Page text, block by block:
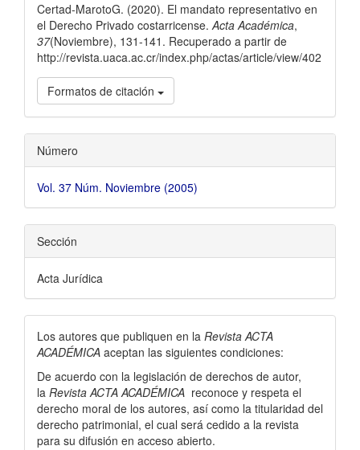
Certad-MarotoG. (2020). El mandato representativo en
el Derecho Privado costarricense.Acta Académica,
37(Noviembre), 131-141. Recuperado a partir de
http://revista.uaca.ac.cr/index.php/actas/article/view/402
Formatos de citación
Número
Vol. 37 Núm. Noviembre (2005)
Sección
Acta Jurídica
Los autores que publiquen en la Revista ACTA
ACADÉMICA aceptan las siguientes condiciones:
De acuerdo con la legislación de derechos de autor,
la Revista ACTA ACADÉMICA reconoce y respeta el
derecho moral de los autores, así­ como la titularidad del
derecho patrimonial, el cual será cedido a la revista
para su difusión en acceso abierto.